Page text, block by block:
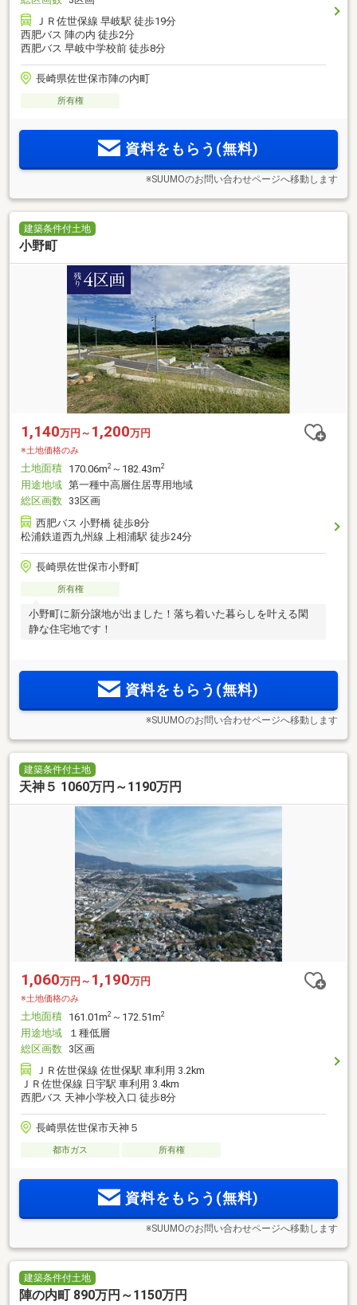
ＪＲ佐世保線 早岐駅 徒歩19分
西肥バス 陣の内 徒歩2分
西肥バス 早岐中学校前 徒歩8分
長崎県佐世保市陣の内町
所有権
資料をもらう(無料)
※SUUMOのお問い合わせページへ移動します
建築条件付土地
小野町
1,140万円～ 1,200万円
※土地価格のみ
土地面積 170.06m2 ～182.43m2
用途地域 第一種中高層住居専用地域
総区画数 33区画
西肥バス 小野橋 徒歩8分
松浦鉄道西九州線 上相浦駅 徒歩24分
長崎県佐世保市小野町
所有権
小野町に新分譲地が出ました！落ち着いた暮らしを叶える閑
静な住宅地です！
資料をもらう(無料)
※SUUMOのお問い合わせページへ移動します
建築条件付土地
天神５ 1060万円～1190万円
1,060万円～ 1,190万円
※土地価格のみ
土地面積 161.01m2 ～172.51m2
用途地域
１種低層
総区画数 3区画
ＪＲ佐世保線 佐世保駅 車利用 3.2km
ＪＲ佐世保線 日宇駅 車利用 3.4km
西肥バス 天神小学校入口 徒歩8分
長崎県佐世保市天神５
都市ガス 所有権
資料をもらう(無料)
※SUUMOのお問い合わせページへ移動します
建築条件付土地
陣の内町 890万円～1150万円